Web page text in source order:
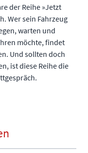
der Reihe »Jetzt
Wer sein Fahrzeug
warten und
möchte, findet
Und sollten doch
ist diese Reihe die